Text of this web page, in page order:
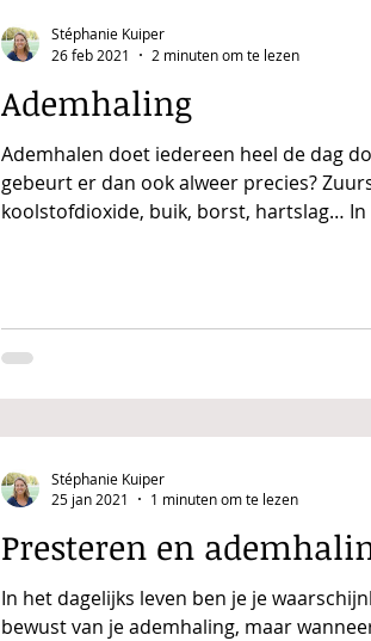
Ademhaling
Ademhalen doet iedereen heel de dag
gebeurt er dan ook alweer precies?
koolstofdioxide, buik, borst, hartslag… In
Stéphanie Kuiper
26 feb 2021
2 minuten om te lezen
Presteren en
In het dagelijks leven ben je je
bewust van je ademhaling, maar
Stéphanie Kuiper
25 jan 2021
1 minuten om te lezen